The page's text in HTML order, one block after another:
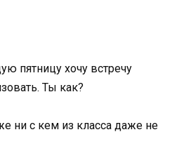
пятницу хочу встречу
Ты как?
ни с кем из класса даже не